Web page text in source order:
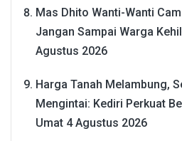
Mas Dhito Wanti-Wanti
Jangan Sampai Warga
Agustus 2026
Harga Tanah Melambung,
Mengintai: Kediri Perkuat
Umat 4 Agustus 2026